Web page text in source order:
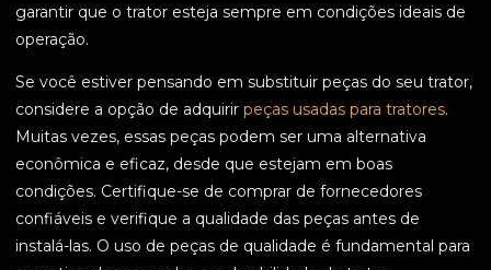
garantir que o trator esteja sempre em condições ideais de
operação.
Se você estiver pensando em substituir peças do seu trator,
considere a opção de adquirir peças usadas para tratores.
Muitas vezes, essas peças podem ser uma alternativa
econômica e eficaz, desde que estejam em boas
condições. Certifique-se de comprar de fornecedores
confiáveis e verifique a qualidade das peças antes de
instalá-las. O uso de peças de qualidade é fundamental para